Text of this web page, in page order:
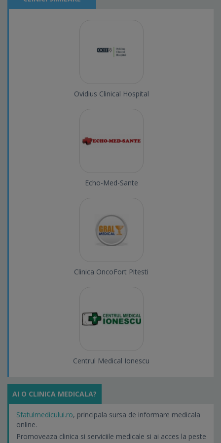
Ovidius Clinical Hospital
Echo-Med-Sante
Clinica OncoFort Pitesti
Centrul Medical Ionescu
AI O CLINICA MEDICALA?
Sfatulmedicului.ro, principala sursa de informare medicala
online.
Promoveaza clinica si serviciile medicale si ai acces la peste